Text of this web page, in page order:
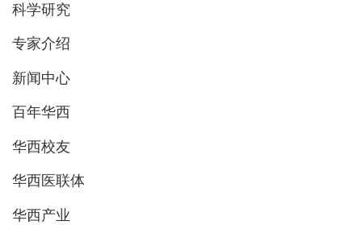
科学研究
专家介绍
新闻中心
百年华西
华西校友
华西医联体
华西产业